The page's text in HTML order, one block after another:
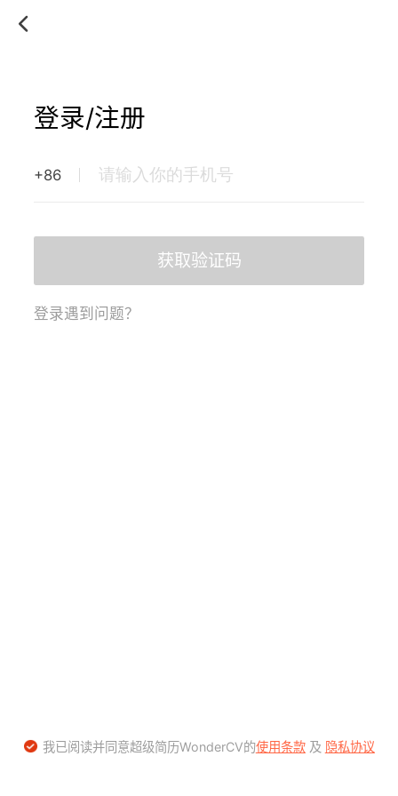
登录/注册
+86
获取验证码
登录遇到问题？
我已阅读并同意超级简历WonderCV的使用条款及 隐私协议